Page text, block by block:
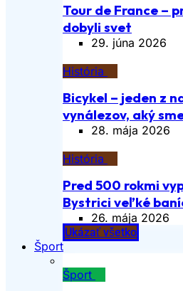
Tour de France –
dobyli svet
29. júna 2026
História
Bicykel – jeden z
vynálezov, aký
28. mája 2026
História
Pred 500 rokmi
Bystrici veľké
26. mája 2026
Ukázať všetko
Šport
Šport